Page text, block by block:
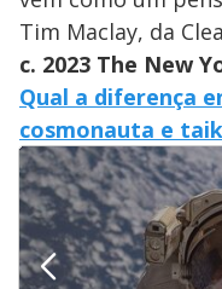
Tim Maclay, da
c. 2023 The New
Qual a diferença
cosmonauta e